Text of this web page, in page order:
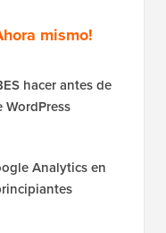
mismo!
hacer antes de
WordPress
Analytics en